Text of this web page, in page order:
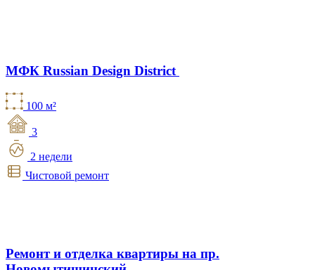
МФК Russian Design District
100 м²
3
2 недели
Чистовой ремонт
Ремонт и отделка квартиры на пр.